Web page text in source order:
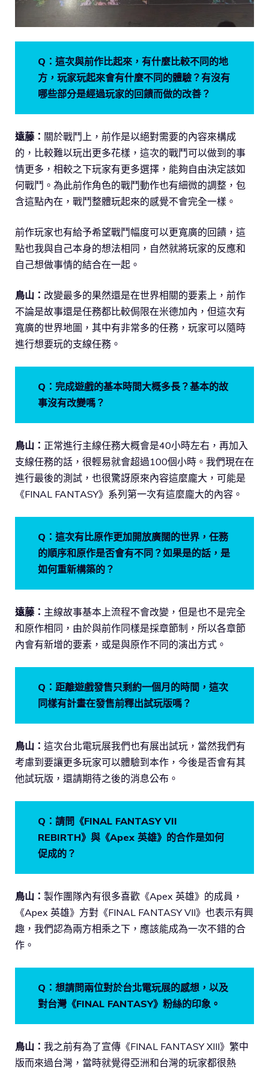
Q：這次與前作比起來，有什麼比較不同的地
方，玩家玩起來會有什麼不同的體驗？有沒有
哪些部分是經過玩家的回饋而做的改善？
遠藤： 關於戰鬥上，前作是以絕對需要的內容來構成
的，比較難以玩出更多花樣，這次的戰鬥可以做到的事
情更多，相較之下玩家有更多選擇，能夠自由決定該如
何戰鬥。為此前作角色的戰鬥動作也有細微的調整，包
含這點內在，戰鬥整體玩起來的感覺不會完全一樣。
前作玩家也有給予希望戰鬥幅度可以更寬廣的回饋，這
點也我與自己本身的想法相同，自然就將玩家的反應和
自己想做事情的結合在一起。
鳥山： 改變最多的果然還是在世界相關的要素上，前作
不論是故事還是任務都比較侷限在米德加內，但這次有
寬廣的世界地圖，其中有非常多的任務，玩家可以隨時
進行想要玩的支線任務。
Q：完成遊戲的基本時間大概多長？基本的故
事沒有改變嗎？
鳥山： 正常進行主線任務大概會是40小時左右，再加入
支線任務的話，很輕易就會超過100個小時。我們現在在
進行最後的測試，也很驚訝原來內容這麼龐大，可能是
《FINAL FANTASY》系列第一次有這麼龐大的內容。
Q：這次有比原作更加開放廣闊的世界，任務
的順序和原作是否會有不同？如果是的話，是
如何重新構築的？
遠藤： 主線故事基本上流程不會改變，但是也不是完全
和原作相同，由於與前作同樣是採章節制，所以各章節
內會有新增的要素，或是與原作不同的演出方式。
Q：距離遊戲發售只剩約一個月的時間，這次
同樣有計畫在發售前釋出試玩版嗎？
鳥山： 這次台北電玩展我們也有展出試玩，當然我們有
考慮到要讓更多玩家可以體驗到本作，今後是否會有其
他試玩版，還請期待之後的消息公布。
Q：請問《FINAL FANTASY VII
REBIRTH》與《Apex 英雄》的合作是如何
促成的？
鳥山： 製作團隊內有很多喜歡《Apex 英雄》的成員，
《Apex 英雄》方對《FINAL FANTASY VII》也表示有興
趣，我們認為兩方相乘之下，應該能成為一次不錯的合
作。
Q：想請問兩位對於台北電玩展的感想，以及
對台灣《FINAL FANTASY》粉絲的印象。
鳥山： 我之前有為了宣傳《FINAL FANTASY XIII》繁中
版而來過台灣，當時就覺得亞洲和台灣的玩家都很熱